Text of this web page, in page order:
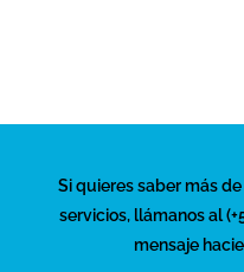
Si quieres saber más
servicios, llámanos al
mensaje